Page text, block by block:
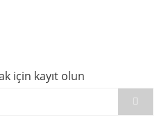
için kayıt olun